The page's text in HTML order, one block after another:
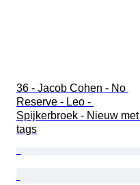
36 - Jacob Cohen - No
Reserve - Leo -
Spijkerbroek - Nieuw met
tags